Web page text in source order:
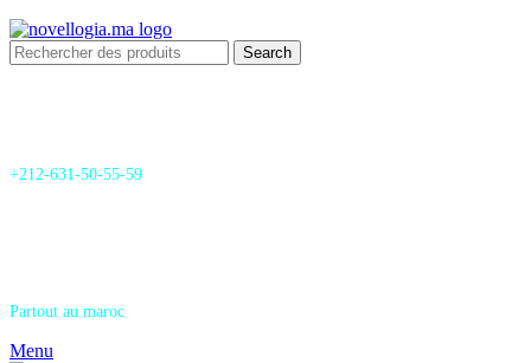
Search
+212-631-50-55-59
Partout au maroc
Menu